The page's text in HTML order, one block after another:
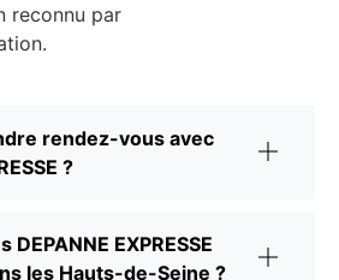
reconnu par
rendez-vous avec
?
EXPRESSE
les Hauts-de-Seine ?